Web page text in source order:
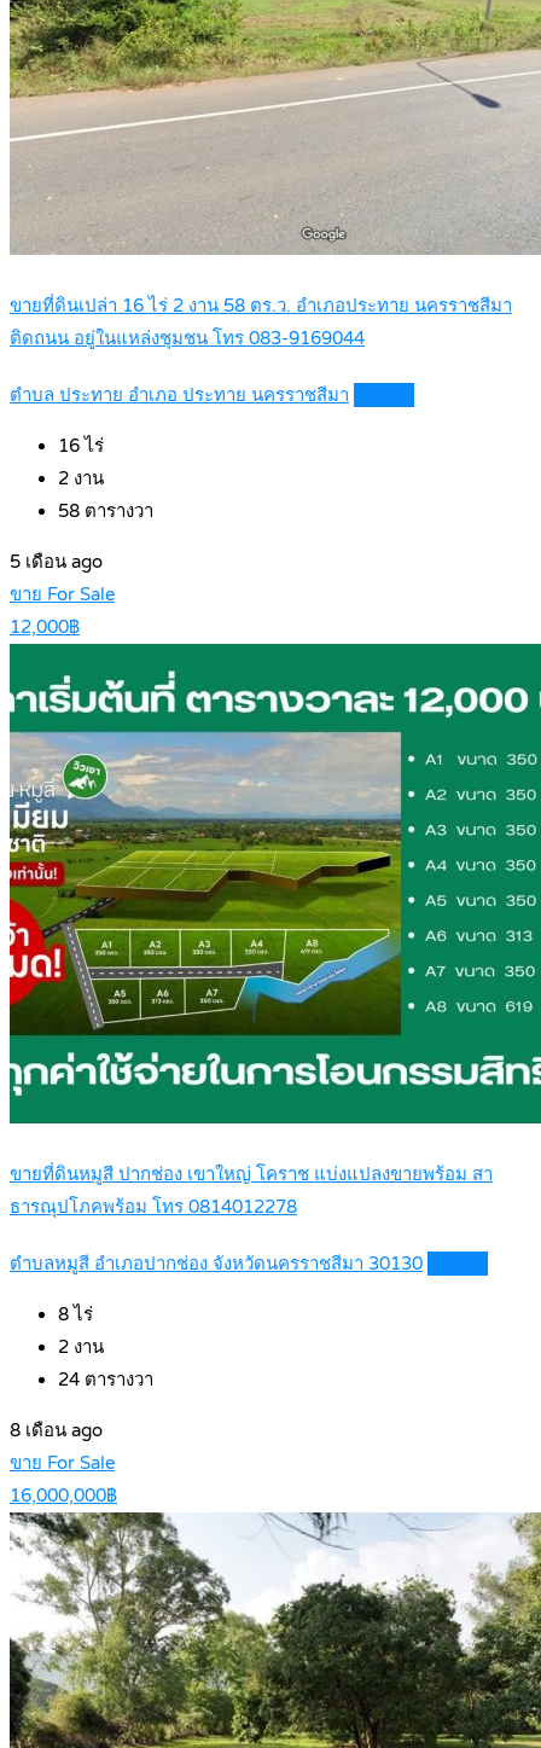
ขายที่ดินเปล่า 16 ไร่ 2 งาน 58 ตร.ว. อำเภอประทาย นครราชสีมา
ติดถนน อยู่ในแหล่งชุมชน โทร 083-9169044
ตำบล ประทาย อำเภอ ประทาย นครราชสีมา
16 ไร่
2 งาน
58 ตารางวา
5 เดือน ago
ขาย For Sale
12,000฿
ขายที่ดินหมูสี ปากช่อง เขาใหญ่ โคราช แบ่งแปลงขายพร้อม สา
ธารณุปโภคพร้อม โทร 0814012278
ตำบลหมูสี อำเภอปากช่อง จังหวัดนครราชสีมา 30130
8ไร่
2 งาน
24 ตารางวา
8 เดือน ago
ขาย For Sale
16,000,000฿